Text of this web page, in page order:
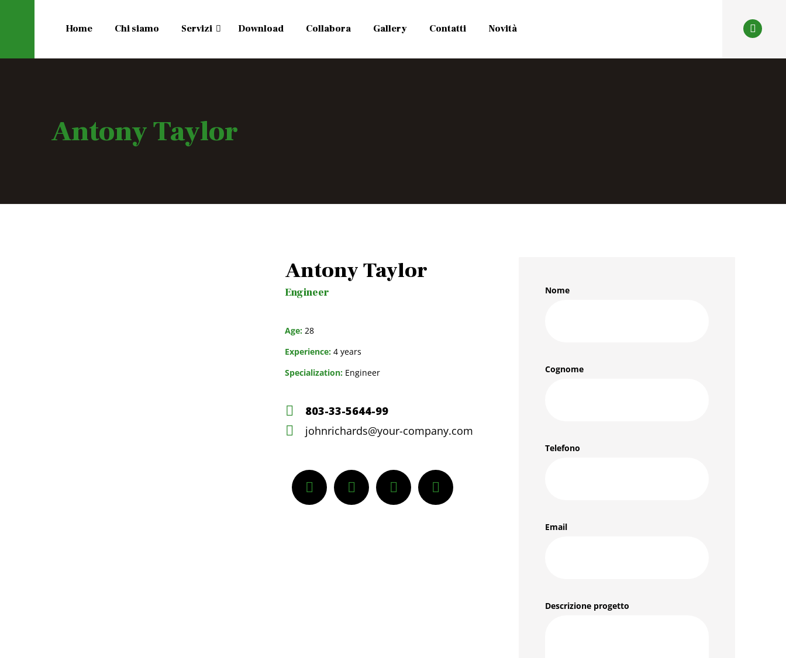
Home Chi siamo Servizi Download Collabora Gallery Contatti Novità
Antony Taylor
Antony Taylor
Engineer
Age: 28
Experience: 4 years
Specialization: Engineer
803-33-5644-99
johnrichards@your-company.com
Nome
Cognome
Telefono
Email
Descrizione progetto